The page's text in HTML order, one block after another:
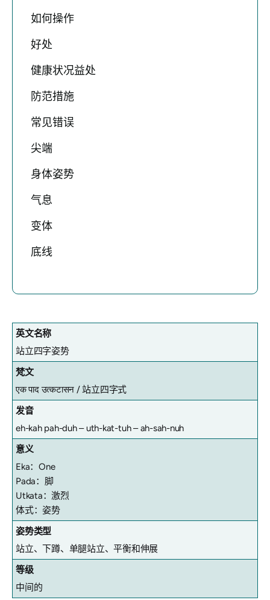
如何操作
好处
健康状况益处
防范措施
常见错误
尖端
身体姿势
气息
变体
底线
英文名称
站立四字姿势
梵文
एक पाद उत्कटासन /站立四字式
发音
eh-kah pah-duh – uth-kat-tuh – ah-sah-nuh
意义
Eka：One
Pada：脚
Utkata：激烈
体式：姿势
姿势类型
站立、下蹲、单腿站立、平衡和伸展
等级
中间的